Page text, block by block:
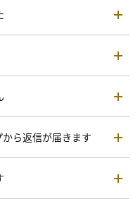
ら返信が届きます